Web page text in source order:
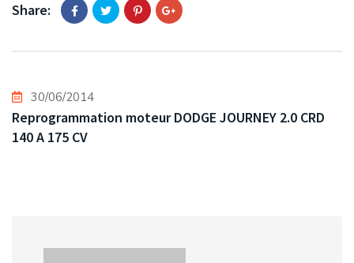
Share:
30/06/2014
Reprogrammation moteur DODGE JOURNEY 2.0 CRD
140 A 175 CV